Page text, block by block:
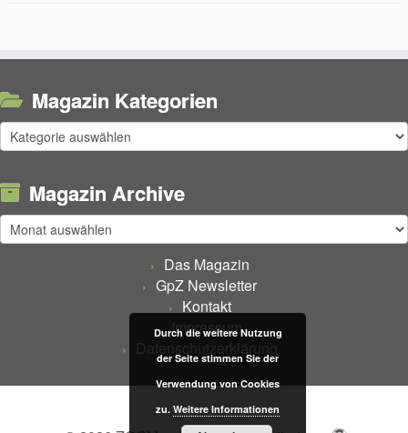
Magazin Kategorien
Magazin
Kategorien
Magazin Archive
Magazin
Archive
Das Magazin
GpZ Newsletter
Kontakt
Impressum
Datenschutzerklärung
Durch die weitere Nutzung
der Seite stimmen Sie der
Verwendung von Cookies
zu. Weitere Informationen